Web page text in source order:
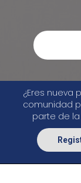
¿Eres nueva
comunidad
parte de